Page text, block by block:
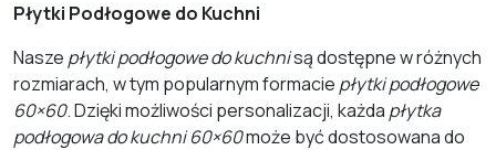
Płytki Podłogowe do Kuchni
Nasze płytki podłogowe do kuchnisą dostępne w różnych
rozmiarach, w tym popularnym formacie płytki podłogowe
60×60. Dzięki możliwości personalizacji, każda płytka
podłogowa do kuchni 60×60może być dostosowana do